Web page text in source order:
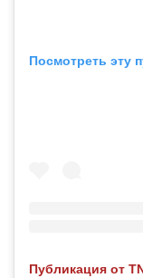
Посмотреть эту
Публикация от